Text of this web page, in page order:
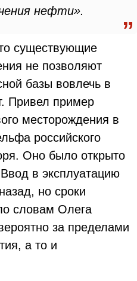
нефти».
существующие
не позволяют
базы вовлечь в
Привел пример
месторождения в
российского
Оно было открыто
в эксплуатацию
но сроки
словам Олега
за пределами
а то и